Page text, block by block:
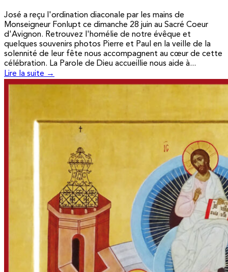
José a reçu l'ordination diaconale par les mains de
Monseigneur Fonlupt ce dimanche 28 juin au Sacré Coeur
d'Avignon. Retrouvez l'homélie de notre évêque et
quelques souvenirs photos Pierre et Paul en la veille de la
solennité de leur fête nous accompagnent au cœur de cette
célébration. La Parole de Dieu accueillie nous aide à...
Lire la suite →